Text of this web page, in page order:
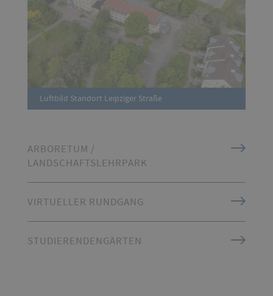
Luftbild Standort Leipziger Straße
ARBORETUM /
LANDSCHAFTSLEHRPARK
VIRTUELLER RUNDGANG
STUDIERENDENGÄRTEN